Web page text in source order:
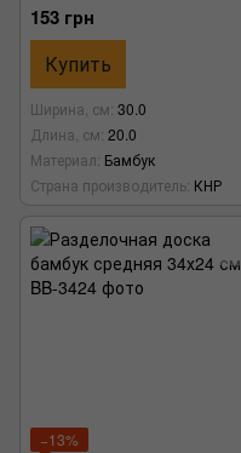
153 грн
Купить
Ширина, см 30.0
Длина, см 20.0
Материал Бамбук
Страна производитель КНР
−13%